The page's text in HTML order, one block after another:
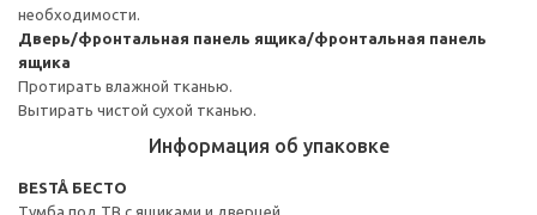
необходимости.
Дверь/фронтальная панель ящика/фронтальная панель
ящика
Протирать влажной тканью.
Вытирать чистой сухой тканью.
Информация об упаковке
BESTÅ БЕСТО
Тумба под ТВ с ящиками и дверцей